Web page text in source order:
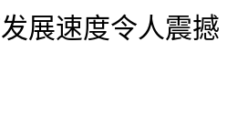
展速度令人震撼